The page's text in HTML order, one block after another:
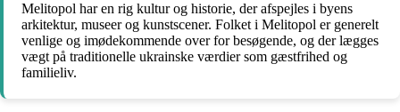
Melitopol har en rig kultur og historie, der afspejles i byens
arkitektur, museer og kunstscener. Folket i Melitopol er generelt
venlige og imødekommende over for besøgende, og der lægges
vægt på traditionelle ukrainske værdier som gæstfrihed og
familieliv.